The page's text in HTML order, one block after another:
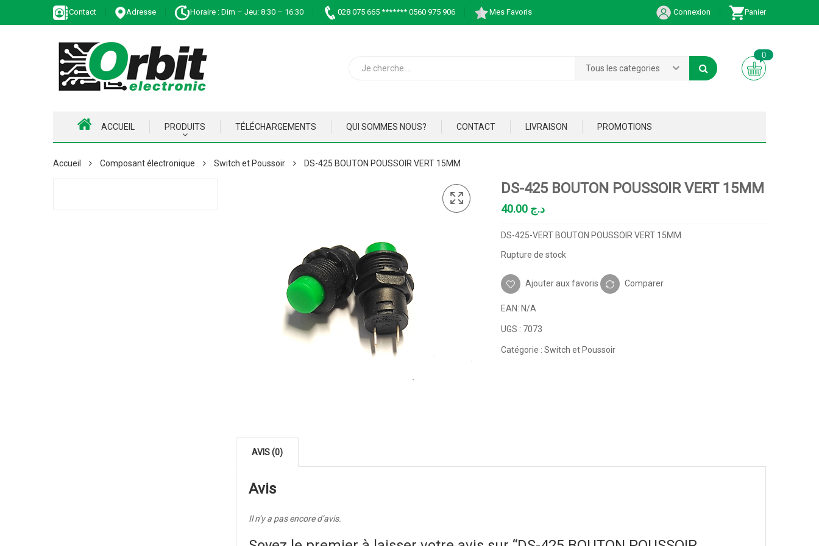
Contact Adresse Horaire : Dim – Jeu: 8:30 – 16:30 028 075 665 ******* 0560 975 906 Mes Favoris Connexion Panier
Tous les categories
0
ACCUEIL PRODUITS TÉLÉCHARGEMENTS QUI SOMMES NOUS? CONTACT LIVRAISON PROMOTIONS
Accueil Composant électronique Switch et Poussoir DS-425 BOUTON POUSSOIR VERT 15MM
DS-425 BOUTON POUSSOIR VERT 15MM
د.ج
DS-425-VERT BOUTON POUSSOIR VERT 15MM
Rupture de stock
Ajouter aux favoris Comparer
EAN: N/A
UGS : 7073
Catégorie : Switch et Poussoir
AVIS (0)
Avis
Il n’y a pas encore d’avis.